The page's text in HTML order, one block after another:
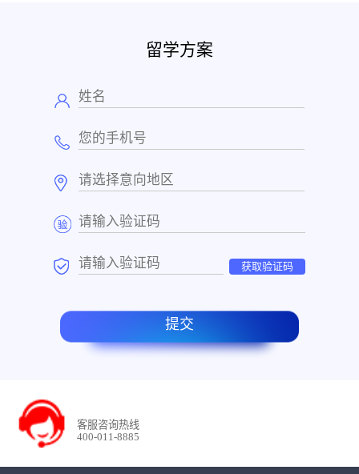
留学方案
获取验证码
提交
客服咨询热线
400-011-8885